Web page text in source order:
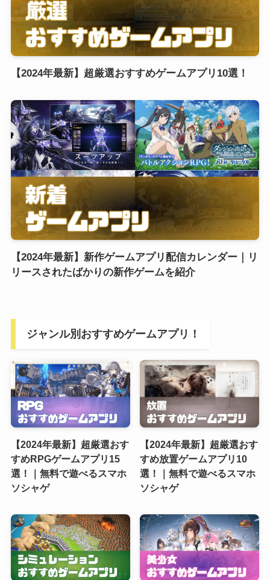
【2024年最新】超厳選おすすめゲームアプリ10選！
【2024年最新】新作ゲームアプリ配信カレンダー｜リ
リースされたばかりの新作ゲームを紹介
ジャンル別おすすめゲームアプリ！
【2024年最新】超厳選おす
すめRPGゲームアプリ15
選！｜無料で遊べるスマホ
ソシャゲ
【2024年最新】超厳選おす
すめ放置ゲームアプリ10
選！｜無料で遊べるスマホ
ソシャゲ